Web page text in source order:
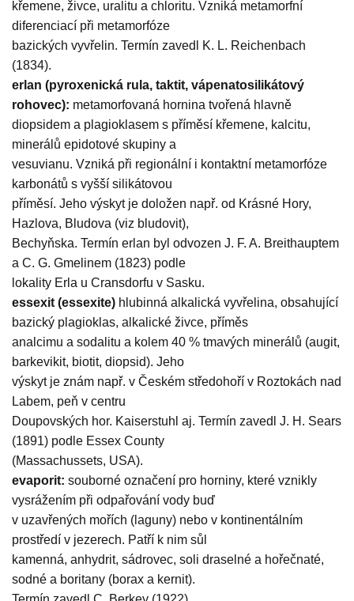
křemene, živce, uralitu a chloritu. Vzniká metamorfní
diferenciací při metamorfóze
bazických vyvřelin. Termín zavedl K. L. Reichenbach
(1834).
erlan (pyroxenická rula, taktit, vápenatosilikátový
rohovec): metamorfovaná hornina tvořená hlavně
diopsidem a plagioklasem s příměsí křemene, kalcitu,
minerálů epidotové skupiny a
vesuvianu. Vzniká při regionální i kontaktní metamorfóze
karbonátů s vyšší silikátovou
příměsí. Jeho výskyt je doložen např. od Krásné Hory,
Hazlova, Bludova (viz bludovit),
Bechyňska. Termín erlan byl odvozen J. F. A. Breithauptem
a C. G. Gmelinem (1823) podle
lokality Erla u Cransdorfu v Sasku.
essexit (essexite) hlubinná alkalická vyvřelina, obsahující
bazický plagioklas, alkalické živce, příměs
analcimu a sodalitu a kolem 40 % tmavých minerálů (augit,
barkevikit, biotit, diopsid). Jeho
výskyt je znám např. v Českém středohoří v Roztokách nad
Labem, peň v centru
Doupovských hor. Kaiserstuhl aj. Termín zavedl J. H. Sears
(1891) podle Essex County
(Massachussets, USA).
evaporit: souborné označení pro horniny, které vznikly
vysrážením při odpařování vody buď
v uzavřených mořích (laguny) nebo v kontinentálním
prostředí v jezerech. Patří k nim sůl
kamenná, anhydrit, sádrovec, soli draselné a hořečnaté,
sodné a boritany (borax a kernit).